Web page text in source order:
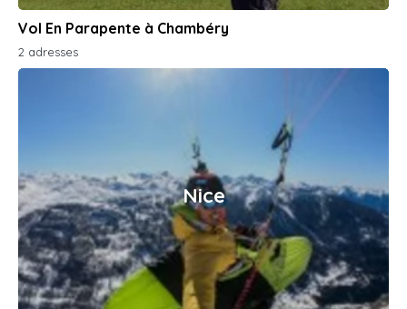
Vol En Parapente à Chambéry
2 adresses
Nice